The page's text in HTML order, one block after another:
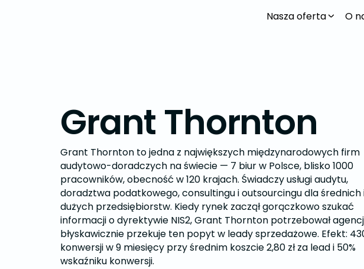
Nasza oferta O
Grant Thornton
Grant Thornton to jedna z największych międzynarodowych firm
audytowo-doradczych na świecie — 7 biur w Polsce, blisko 1000
pracowników, obecność w 120 krajach. Świadczy usługi audytu,
doradztwa podatkowego, consultingu i outsourcingu dla średnich
dużych przedsiębiorstw. Kiedy rynek zaczął gorączkowo szukać
informacji o dyrektywie NIS2, Grant Thornton potrzebował
błyskawicznie przekuje ten popyt w leady sprzedażowe. Efekt:
konwersji w 9 miesięcy przy średnim koszcie 2,80 zł za lead i 50%
wskaźniku konwersji.